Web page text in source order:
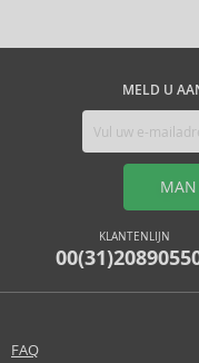
MELD U
MAN
KLANTENLIJN
FAQ